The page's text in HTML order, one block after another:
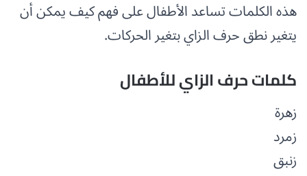
هذه الكلمات تساعد الأطفال على فهم كيف يمكن أن
يتغير نطق حرف الزاي بتغير الحركات.
كلمات حرف الزاي للأطفال
زهرة
زمرد
زنبق